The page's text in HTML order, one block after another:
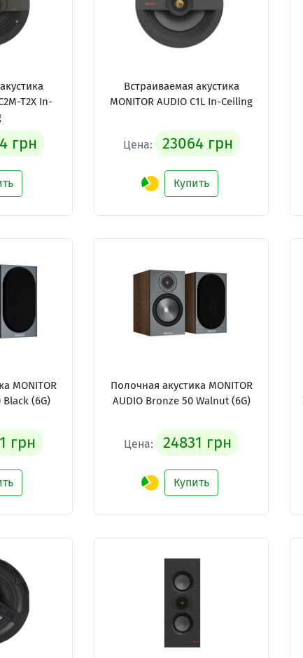
T2X In-
грн
Встраиваемая акустика
MONITOR AUDIO C1L In-Ceiling
Цена: 23064 грн
Купить
MONITOR
Black (6G)
грн
Полочная акустика MONITOR
AUDIO Bronze 50 Walnut (6G)
Цена: 24831 грн
Купить